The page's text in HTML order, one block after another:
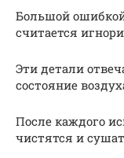
Большой
считается
Эти детали
состояние
После каждого
чистятся и